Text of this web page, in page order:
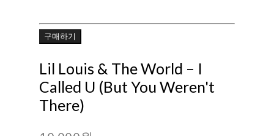
구매하기
Lil Louis & The World – I
Called U (But You Weren't
There)